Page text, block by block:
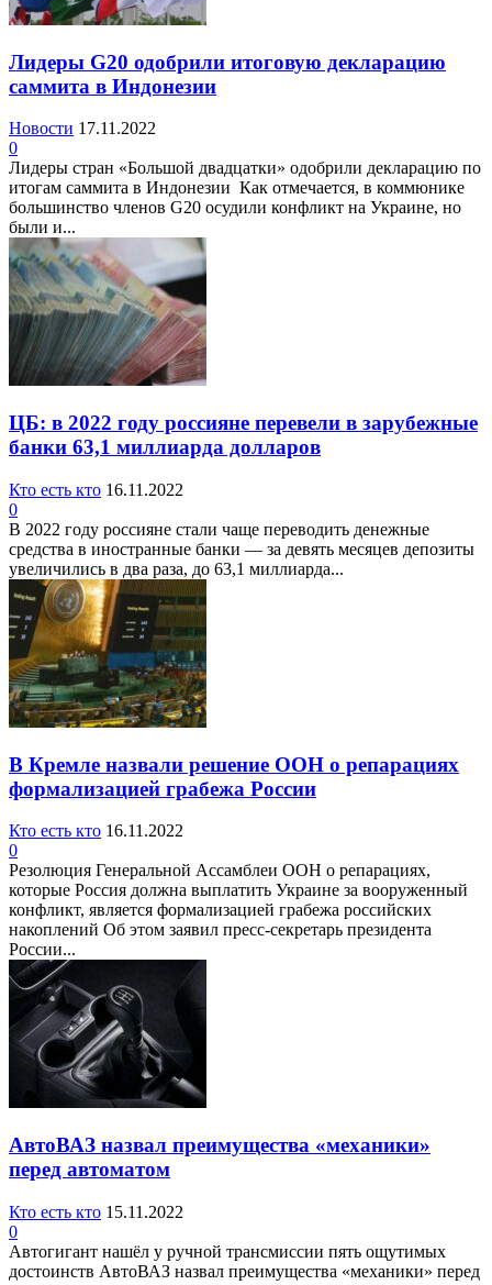
Лидеры G20 одобрили итоговую декларацию
саммита в Индонезии
Новости 17.11.2022
0
Лидеры стран «Большой двадцатки» одобрили декларацию по
итогам саммита в Индонезии Как отмечается, в коммюнике
большинство членов G20 осудили конфликт на Украине, но
были и...
ЦБ: в 2022 году россияне перевели в зарубежные
банки 63,1 миллиарда долларов
Кто есть кто 16.11.2022
0
В 2022 году россияне стали чаще переводить денежные
средства в иностранные банки — за девять месяцев депозиты
увеличились в два раза, до 63,1 миллиарда...
В Кремле назвали решение ООН о репарациях
формализацией грабежа России
Кто есть кто 16.11.2022
0
Резолюция Генеральной Ассамблеи ООН о репарациях,
которые Россия должна выплатить Украине за вооруженный
конфликт, является формализацией грабежа российских
накоплений Об этом заявил пресс-секретарь президента
России...
АвтоВАЗ назвал преимущества «механики»
перед автоматом
Кто есть кто 15.11.2022
0
Автогигант нашёл у ручной трансмиссии пять ощутимых
достоинств АвтоВАЗ назвал преимущества «механики» перед